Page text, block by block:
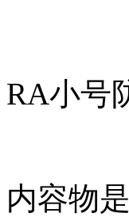
RA小号
内容物